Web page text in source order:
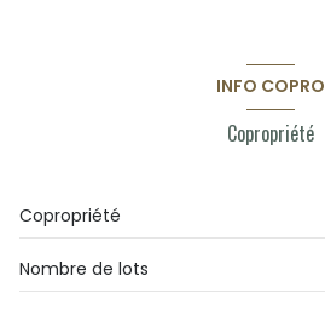
INFO COPRO
Copropriété
Copropriété
Nombre de lots